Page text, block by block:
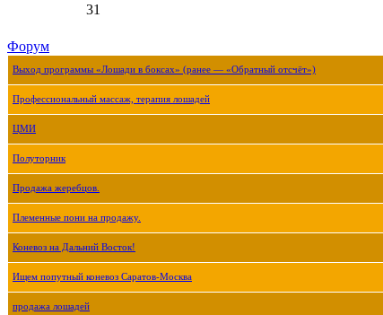
31
Форум
Выход программы «Лошади в боксах» (ранее — «Обратный отсчёт»)
Профессиональный массаж, терапия лошадей
ЦМИ
Полуторник
Продажа жеребцов.
Племенные пони на продажу.
Коневоз на Дальний Восток!
Ищем попутный коневоз Саратов-Москва
продажа лошадей